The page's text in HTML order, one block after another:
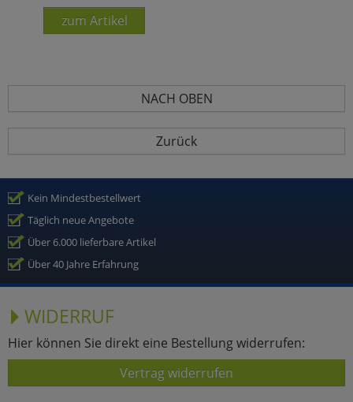
zum Artikel
NACH OBEN
Zurück
Kein Mindestbestellwert
Täglich neue Angebote
Über 6.000 lieferbare Artikel
Über 40 Jahre Erfahrung
WIDERRUF
Hier können Sie direkt eine Bestellung widerrufen:
Vertrag widerrufen